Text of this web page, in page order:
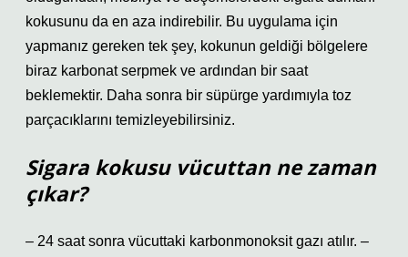
kokusunu da en aza indirebilir. Bu uygulama için
yapmanız gereken tek şey, kokunun geldiği bölgelere
biraz karbonat serpmek ve ardından bir saat
beklemektir. Daha sonra bir süpürge yardımıyla toz
parçacıklarını temizleyebilirsiniz.
Sigara kokusu vücuttan ne zaman
çıkar?
– 24 saat sonra vücuttaki karbonmonoksit gazı atılır. –